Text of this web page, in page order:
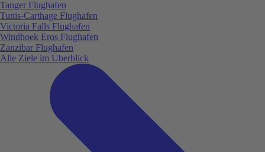
Tanger Flughafen
Tunis-Carthage Flughafen
Victoria Falls Flughafen
Windhoek Eros Flughafen
Zanzibar Flughafen
Alle Ziele im Überblick